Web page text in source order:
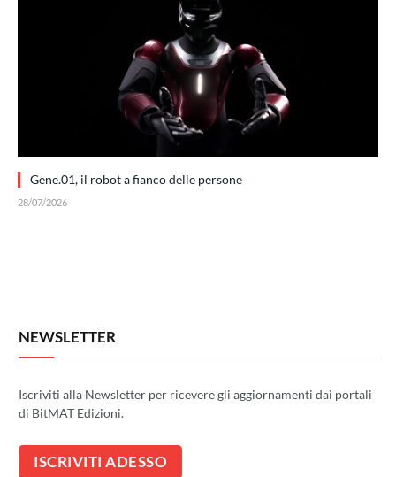
Gene.01, il robot a fianco delle persone
28/07/2026
NEWSLETTER
Iscriviti alla Newsletter per ricevere gli aggiornamenti dai portali
di BitMAT Edizioni.